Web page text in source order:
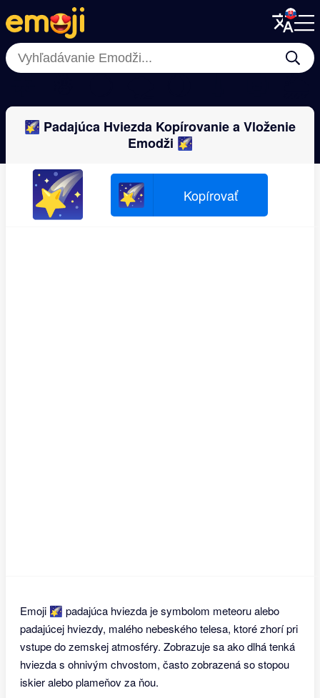
Menu
Close
Menu
Close
🌠 Padajúca Hviezda Kopírovanie a Vloženie
Emodži 🌠
🌠 🌠 Kopírovať
Emoji 🌠 padajúca hviezda je symbolom meteoru alebo
padajúcej hviezdy, malého nebeského telesa, ktoré zhorí pri
vstupe do zemskej atmosféry. Zobrazuje sa ako dlhá tenká
hviezda s ohnivým chvostom, často zobrazená so stopou
iskier alebo plameňov za ňou.